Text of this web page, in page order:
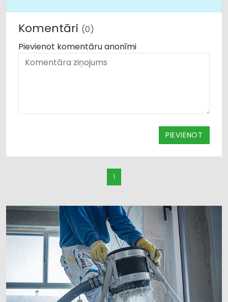
Komentāri (0)
Pievienot komentāru anonīmi
PIEVIENOT
1